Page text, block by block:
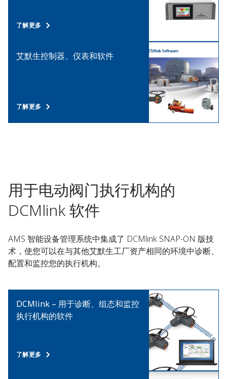
了解更多
艾默生控制器、仪表和软件
了解更多
用于电动阀门执行机构的
DCMlink 软件
AMS 智能设备管理系统中集成了 DCMlink SNAP-ON 版技
术，使您可以在与其他艾默生工厂资产相同的环境中诊断、
配置和监控您的执行机构。
DCMlink – 用于诊断、组态和监控
执行机构的软件
了解更多